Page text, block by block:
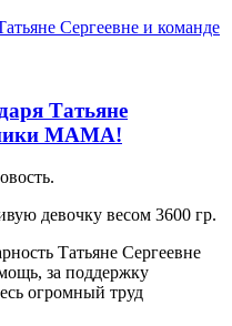
Татьяне
МАМА!
девочку весом 3600 гр.
Татьяне Сергеевне
за поддержку
огромный труд